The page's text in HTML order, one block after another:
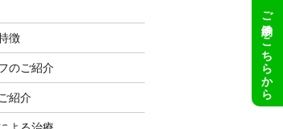
徴
のご紹介
紹介
ご予約はこちらから